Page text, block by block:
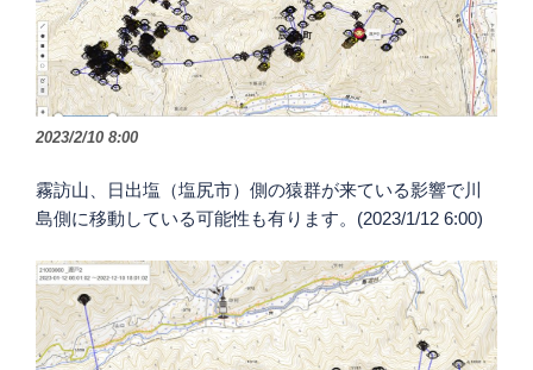
2023/2/10 8:00
霧訪山、日出塩（塩尻市）側の猿群が来ている影響で川
島側に移動している可能性も有ります。(2023/1/12 6:00)